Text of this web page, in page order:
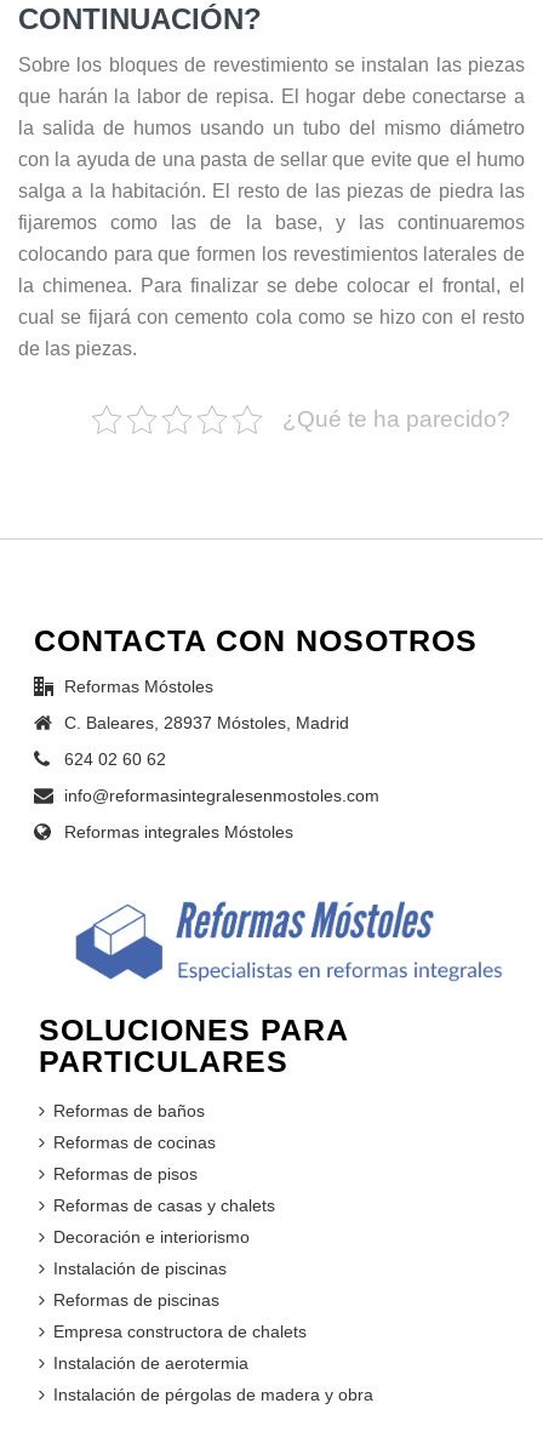
CONTINUACIÓN?
Sobre los bloques de revestimiento se instalan las piezas
que harán la labor de repisa. El hogar debe conectarse a
la salida de humos usando un tubo del mismo diámetro
con la ayuda de una pasta de sellar que evite que el humo
salga a la habitación. El resto de las piezas de piedra las
fijaremos como las de la base, y las continuaremos
colocando para que formen los revestimientos laterales de
la chimenea. Para finalizar se debe colocar el frontal, el
cual se fijará con cemento cola como se hizo con el resto
de las piezas.
¿Qué te ha parecido?
CONTACTA CON NOSOTROS
Reformas Móstoles
C. Baleares, 28937 Móstoles, Madrid
624 02 60 62
info@reformasintegralesenmostoles.com
Reformas integrales Móstoles
SOLUCIONES PARA
PARTICULARES
Reformas de baños
Reformas de cocinas
Reformas de pisos
Reformas de casas y chalets
Decoración e interiorismo
Instalación de piscinas
Reformas de piscinas
Empresa constructora de chalets
Instalación de aerotermia
Instalación de pérgolas de madera y obra